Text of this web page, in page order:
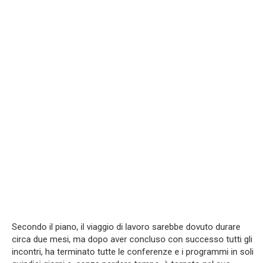
Secondo il piano, il viaggio di lavoro sarebbe dovuto durare
circa due mesi, ma dopo aver concluso con successo tutti gli
incontri, ha terminato tutte le conferenze e i programmi in soli